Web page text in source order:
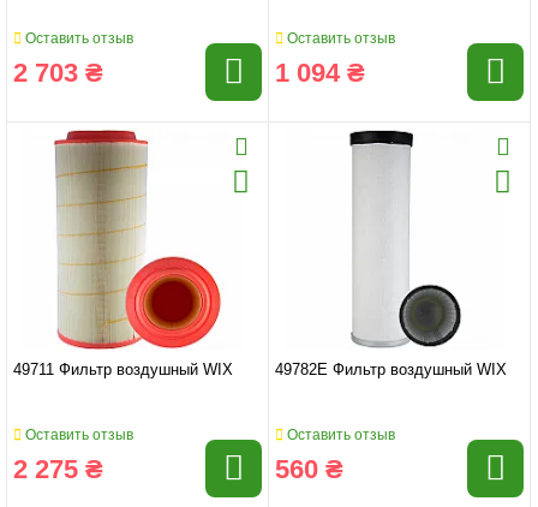
Оставить отзыв
2 703 ₴
Оставить отзыв
1 094 ₴
49711 Фильтр воздушный WIX
Оставить отзыв
2 275 ₴
49782E Фильтр воздушный WIX
Оставить отзыв
560 ₴